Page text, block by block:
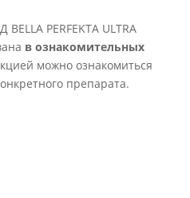
PERFEKTA ULTRA
в ознакомительных
можно ознакомиться
препарата.